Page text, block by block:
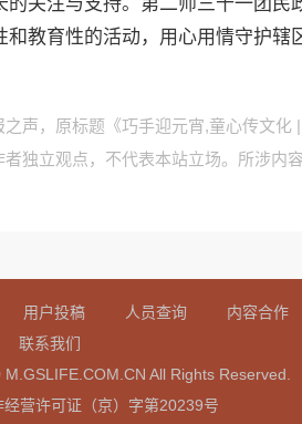
和教育性的活动，用心用情守护辖
声，原标题《巧手迎元宵,童心传文化
独立观点，不代表本站立场。所涉内
用户投稿 人员查询
内容合作
联系我们
All Rights Reserved.
营许可证（京）字第20239号